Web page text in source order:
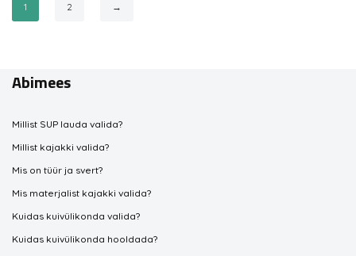
1 2 →
Abimees
Millist SUP lauda valida?
Millist kajakki valida?
Mis on tüür ja svert?
Mis materjalist kajakki valida?
Kuidas kuivülikonda valida?
Kuidas kuivülikonda hooldada?